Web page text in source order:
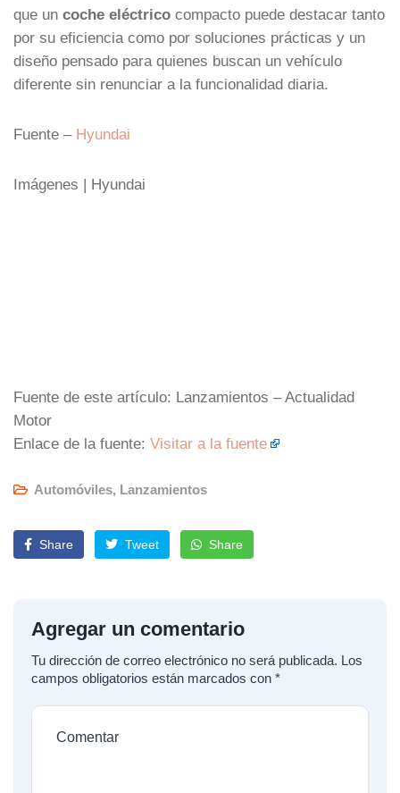
que un coche eléctrico compacto puede destacar tanto
por su eficiencia como por soluciones prácticas y un
diseño pensado para quienes buscan un vehículo
diferente sin renunciar a la funcionalidad diaria.
Fuente – Hyundai
Imágenes | Hyundai
Fuente de este artículo: Lanzamientos – Actualidad
Motor
Enlace de la fuente: Visitar a la fuente
Automóviles, Lanzamientos
Share Tweet Share
Agregar un comentario
Tu dirección de correo electrónico no será publicada. Los
campos obligatorios están marcados con *